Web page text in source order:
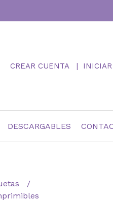
CREAR CUENTA
DESCARGABLES